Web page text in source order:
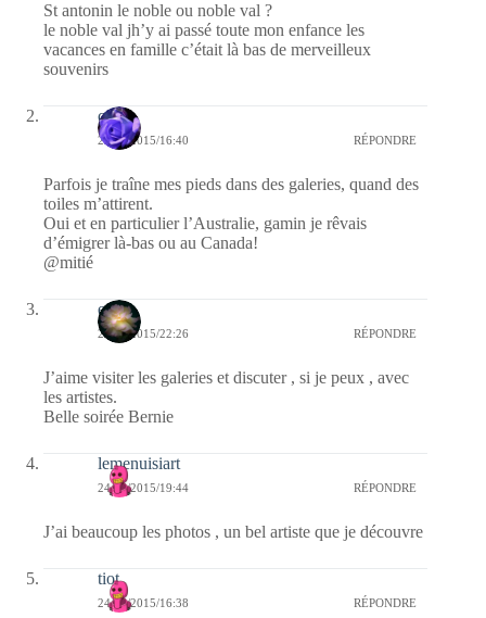
St antonin le noble ou noble val ?
le noble val jh’y ai passé toute mon enfance les
vacances en famille c’était là bas de merveilleux
souvenirs
covix
25/06/2015/16:40 RÉPONDRE
Parfois je traîne mes pieds dans des galeries, quand des
toiles m’attirent.
Oui et en particulier l’Australie, gamin je rêvais
d’émigrer là-bas ou au Canada!
@mitié
erato
24/06/2015/22:26 RÉPONDRE
J’aime visiter les galeries et discuter , si je peux , avec
les artistes.
Belle soirée Bernie
lemenuisiart
24/06/2015/19:44 RÉPONDRE
J’ai beaucoup les photos , un bel artiste que je découvre
tiot
24/06/2015/16:38 RÉPONDRE